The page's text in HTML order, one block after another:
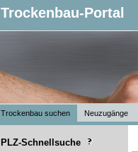
Trockenbau-Portal
Trockenbau suchen Neuzugänge
PLZ-Schnellsuche